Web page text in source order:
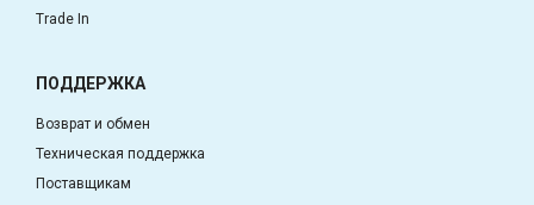
Trade In
ПОДДЕРЖКА
Возврат и обмен
Техническая поддержка
Поставщикам